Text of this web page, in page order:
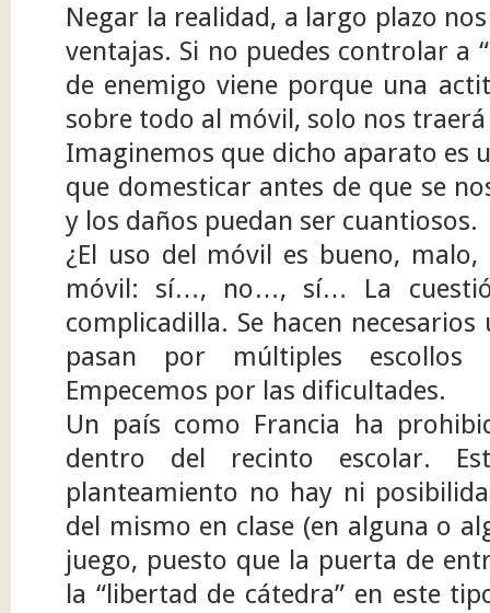
Negar la realidad, a largo plazo
ventajas. Si no puedes controlar a
de enemigo viene porque una
sobre todo al móvil, solo nos
Imaginemos que dicho aparato es
que domesticar antes de que se
y los daños puedan ser cuantiosos.
¿El uso del móvil es bueno,
móvil: sí…, no…, sí… La
complicadilla. Se hacen
pasan por múltiples
Empecemos por las dificultades.
Un país como Francia ha
dentro del recinto escolar.
planteamiento no hay ni
del mismo en clase (en alguna o
juego, puesto que la puerta de
la “libertad de cátedra” en este